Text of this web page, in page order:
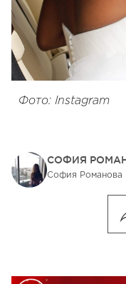
Фото: Instagram
СОФИЯ
София Романова